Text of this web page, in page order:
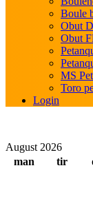
Boule
Obut
Obut
MS
Toro
Login
August 2026
man
tir